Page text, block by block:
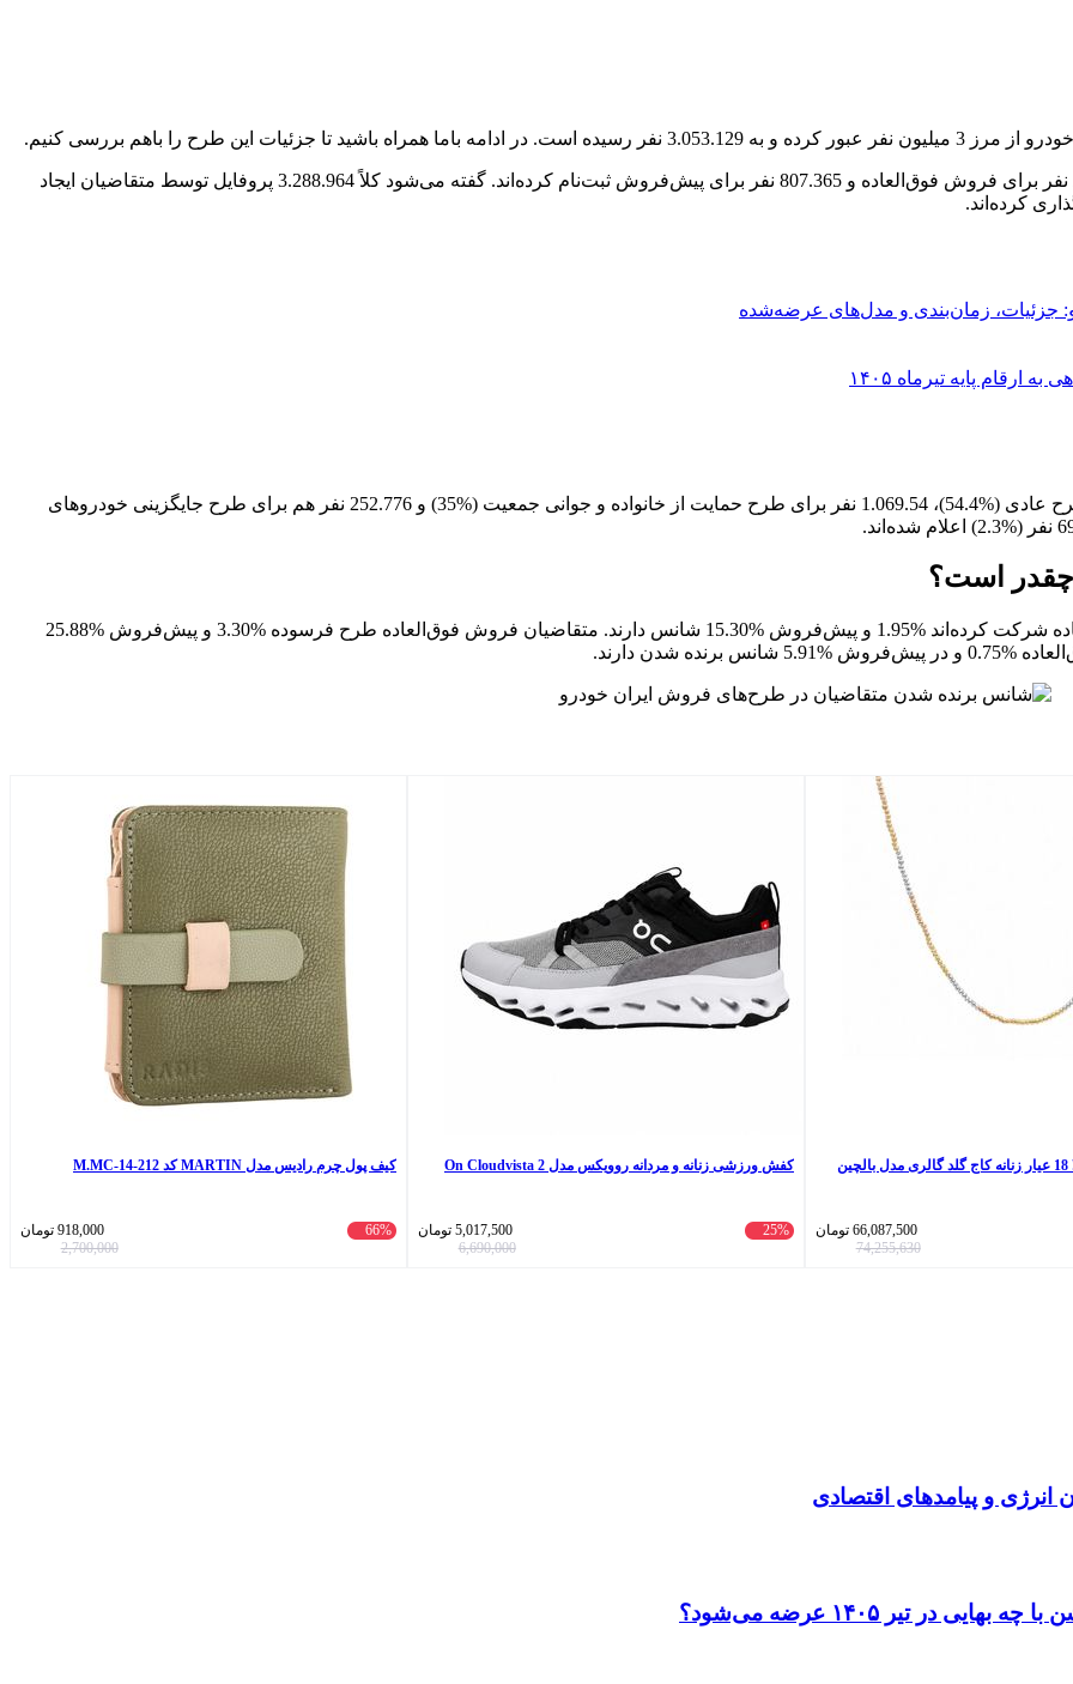
این طرح را باهم بررسی کنیم.
از بین همه 3 میلیون نفری که در این طرح شرکت کرده‌اند، 2.245.764 نفر برای فروش فوق‌العاده و 807.365 نفر برای پیش‌فروش ثبت‌نام کرده‌اند. گفته می‌شود کلاً 3.288.964 پروفایل توسط متقاضیان ایجاد
جزئیات، زمان‌بندی و مدل‌های عرضه‌شده
پایه تیرماه ۱۴۰۵
از بین همه مشتریانی که ثبت‌سفارش کرده‌اند، 1.661.444 نفر برای طرح عادی (%54.4)، 1.069.54 نفر برای طرح حمایت از خانواده و جوانی جمعیت (%35) و 252.776 نفر هم برای طرح جایگزینی خودروهای
است؟
براساس جدول زیر، متقاضیانی که برای طرح مادران فروش فوق‌العاده شرکت کرده‌اند %1.95 و پیش‌فروش %15.30 شانس دارند. متقاضیان فروش فوق‌العاده طرح فرسوده %3.30 و پیش‌فروش %25.88
شدن دارند.
زنجیر گوی ساده طلا 18 عیار زنانه کاج گلد گالری مدل بالچین
66,087,500 تومان
74,255,630
کفش ورزشی زنانه و مردانه روویکس مدل On Cloudvista 2
25%
5,017,500 تومان
6,690,000
کیف پول چرم رادیس مدل MARTIN کد 212-M.MC-14
66%
918,000 تومان
2,700,000
و پیامدهای اقتصادی
تیر ۱۴۰۵ عرضه می‌شود؟